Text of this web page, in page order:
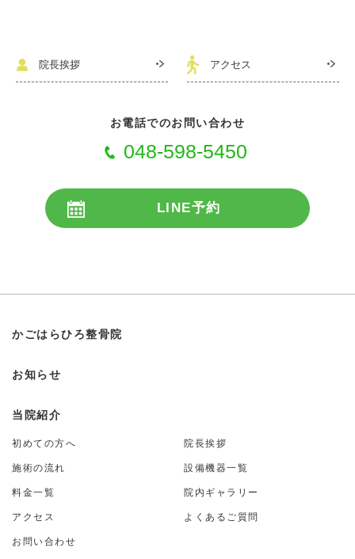
院長挨拶 アクセス
お電話でのお問い合わせ
048-598-5450
LINE予約
かごはらひろ整骨院
お知らせ
当院紹介
初めての方へ 院長挨拶
施術の流れ 設備機器一覧
料金一覧 院内ギャラリー
アクセス よくあるご質問
お問い合わせ